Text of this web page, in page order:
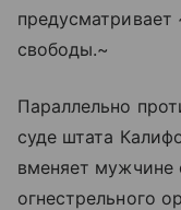
свободы.~
Параллельно
суде штата
вменяет мужчине
огнестрельного